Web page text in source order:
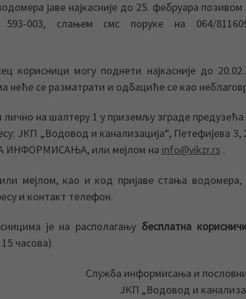
јаве најкасније до 25. фебруара
003, слањем смс поруке на 064/
корисници могу поднети најкасније до
неће се разматрати и одбациће се као
на шалтеру 1 у приземљу зграде предузећа
ЈКП „Водовод и канализација“, Петефијева 3,
ИНФОРМИСАЊА, или мејлом на info@vikzr.rs .
мејлом, као и код пријаве стања водомера,
и контакт телефон.
је на располагању бесплатна
часова).
Служба информисања и
ЈКП „Водовод и